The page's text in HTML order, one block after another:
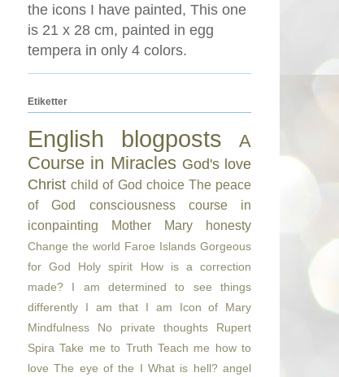
the icons I have painted, This one
is 21 x 28 cm, painted in egg
tempera in only 4 colors.
Etiketter
English blogposts
A
Course in Miracles God's love
Christ child of God choice The peace
of God
consciousness
course in
iconpainting
Mother Mary honesty
Change the world Faroe Islands Gorgeous
for God
Holy spirit
How is a correction
made?
I am determined to see things
differently
I am that I am
Icon of Mary
Mindfulness
No private thoughts
Rupert
Spira Take me to Truth Teach me how to
love The eye of the I What is hell? angel